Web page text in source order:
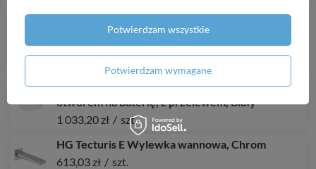
HG RainSelect Bateria termostatyczna do 2
odbiorników, podtynkowa, Czarny Chrom
Szczotkowany
HG Xuniva S Umywalka nablatowa 450/450 z
otworem na baterię, z przelewem, Biały
1 033,20 zł / szt.
HG Tecturis E Wylewka wannowa, Chrom
613,03 zł / szt.
Potwierdzam wymagane
Potwierdzam wszystkie